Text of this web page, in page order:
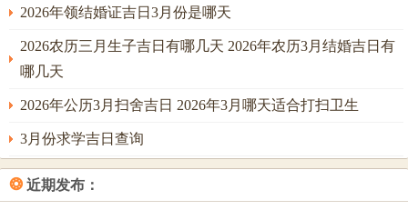
2026年领结婚证吉日3月份是哪天
2026农历三月生子吉日有哪几天 2026年农历3月结婚吉日有
哪几天
2026年公历3月扫舍吉日 2026年3月哪天适合打扫卫生
3月份求学吉日查询
❂ 近期发布：